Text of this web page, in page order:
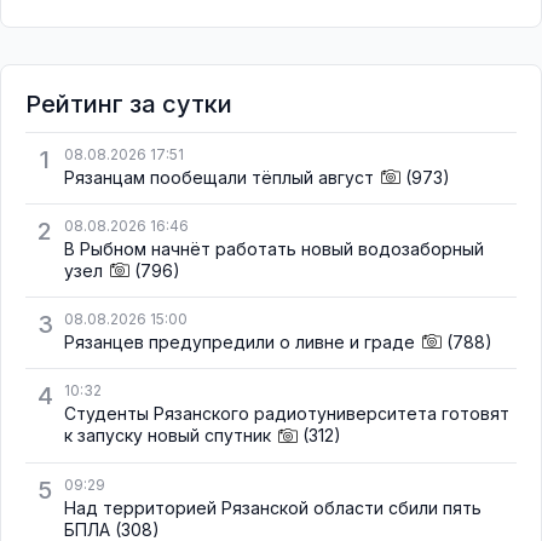
Рейтинг за сутки
1
08.08.2026 17:51
Рязанцам пообещали тёплый август (973)
2 08.08.2026 16:46
В Рыбном начнёт работать новый водозаборный
узел
(796)
3 08.08.2026 15:00
Рязанцев предупредили о ливне и граде (788)
4 10:32
Студенты Рязанского радиотуниверситета готовят
к запуску новый спутник
(312)
5 09:29
Над территорией Рязанской области сбили пять
БПЛА (308)